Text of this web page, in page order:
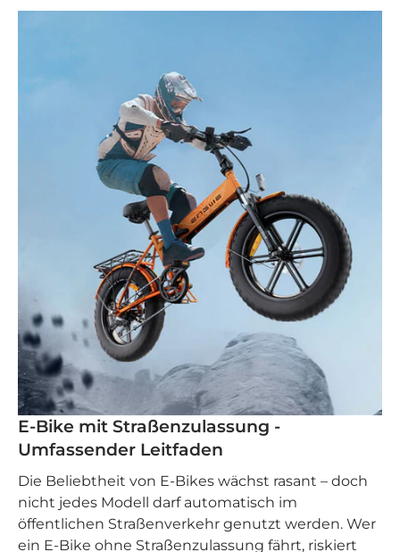
E-Bike mit Straßenzulassung -
Umfassender Leitfaden
Die Beliebtheit von E-Bikes wächst rasant – doch
nicht jedes Modell darf automatisch im
öffentlichen Straßenverkehr genutzt werden. Wer
ein E-Bike ohne Straßenzulassung fährt, riskiert